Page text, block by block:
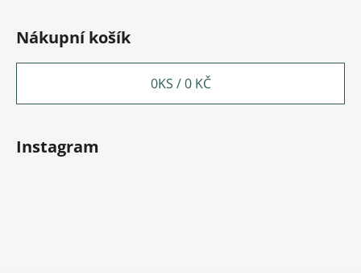
Nákupní košík
0KS /0 KČ
Instagram